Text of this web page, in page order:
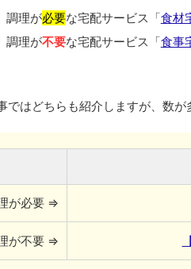
調理が必要な宅配サービス「食材
調理が不要な宅配サービス「食事
ではどちらも紹介しますが、数
が必要 ⇒
が不要 ⇒